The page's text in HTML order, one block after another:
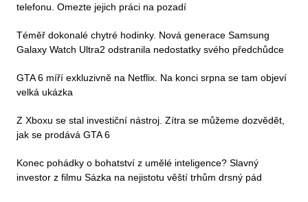
telefonu. Omezte jejich práci na pozadí
Téměř dokonalé chytré hodinky. Nová generace Samsung
Galaxy Watch Ultra2 odstranila nedostatky svého předchůdce
GTA 6 míří exkluzivně na Netflix. Na konci srpna se tam objeví
velká ukázka
Z Xboxu se stal investiční nástroj. Zítra se můžeme dozvědět,
jak se prodává GTA 6
Konec pohádky o bohatství z umělé inteligence? Slavný
investor z filmu Sázka na nejistotu věští trhům drsný pád